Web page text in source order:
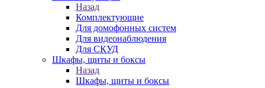
Назад
Комплектующие
Для домофонных систем
Для видеонаблюдения
Для СКУД
Шкафы, щиты и боксы
Назад
Шкафы, щиты и боксы